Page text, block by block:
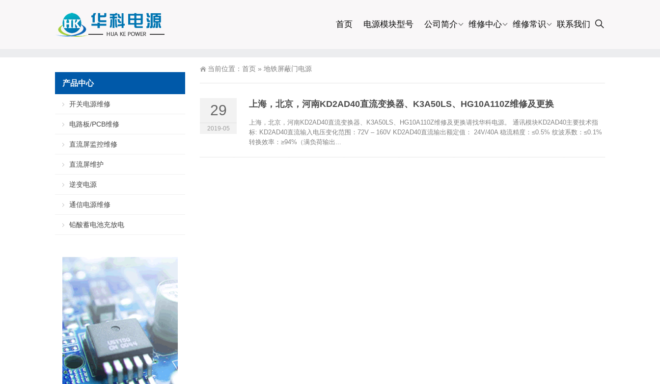
首页 电源模块型号 公司简介 维修中心 维修常识 联系我们
当前位置： 首页 » 地铁屏蔽门电源
29
2019-05
上海，北京，河南KD2AD40直流变换器、K3A50LS、HG10A110Z维修及更换
上海，北京，河南KD2AD40直流变换器、K3A50LS、HG10A110Z维修及更换请找华科电源。 通讯模块KD2AD40主要技术指
标: KD2AD40直流输入电压变化范围：72V – 160V KD2AD40直流输出额定值： 24V/40A 稳流精度：≤0.5% 纹波系数：≤0.1%
转换效率：≥94%（满负荷输出...
产品中心
开关电源维修
电路板/PCB维修
直流屏监控维修
直流屏维护
逆变电源
通信电源维修
铅酸蓄电池充放电